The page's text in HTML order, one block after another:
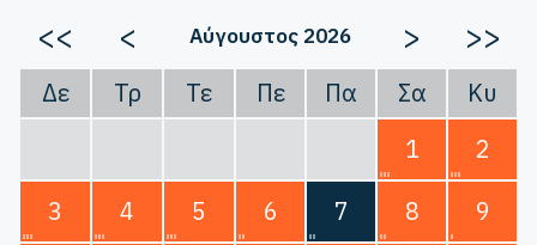
<< < Αύγουστος 2026 > >>
Δε Τρ Τε Πε Πα Σα
Κυ
1
2
3
4 5 6 7 8
9